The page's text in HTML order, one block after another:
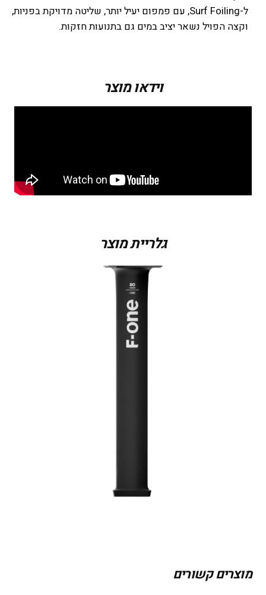
ל-Surf Foiling, עם פמפום יעיל יותר, שליטה מדויקת בפניות,
וקצה הפויל נשאר יציב במים גם בתנועות חזקות.
וידאו מוצר
גלריית מוצר
מוצרים קשורים